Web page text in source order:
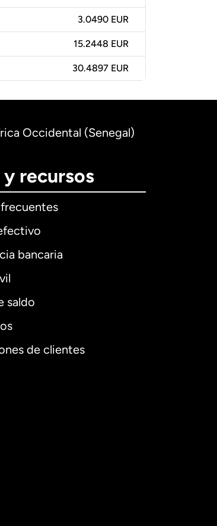
3.0490 EUR
15.2448 EUR
30.4897 EUR
Occidental (Senegal)
recursos
bancaria
saldo
de clientes